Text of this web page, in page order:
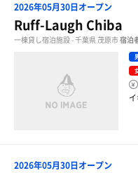
2026年05月30日オープン
Ruff-Laugh Chiba
一棟貸し宿泊施設 - 千葉県 茂原市宿泊
2026年05月30日オープン